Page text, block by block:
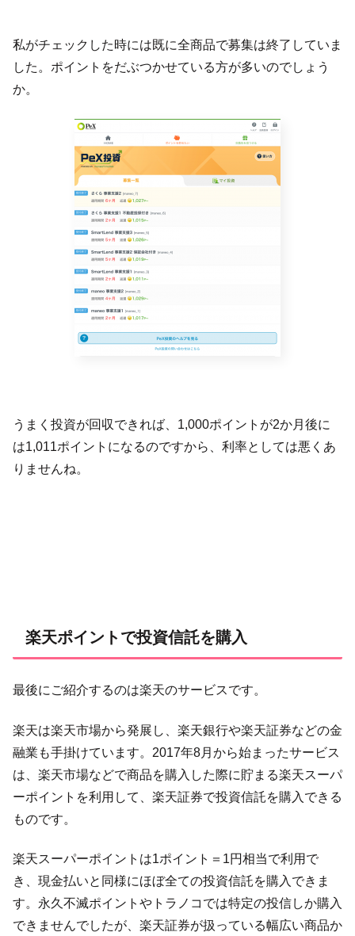
私がチェックした時には既に全商品で募集は終了していま
した。ポイントをだぶつかせている方が多いのでしょう
か。
うまく投資が回収できれば、1,000ポイントが2か月後に
は1,011ポイントになるのですから、利率としては悪くあ
りませんね。
楽天ポイントで投資信託を購入
最後にご紹介するのは楽天のサービスです。
楽天は楽天市場から発展し、楽天銀行や楽天証券などの金
融業も手掛けています。2017年8月から始まったサービス
は、楽天市場などで商品を購入した際に貯まる楽天スーパ
ーポイントを利用して、楽天証券で投資信託を購入できる
ものです。
楽天スーパーポイントは1ポイント＝1円相当で利用で
き、現金払いと同様にほぼ全ての投資信託を購入できま
す。永久不滅ポイントやトラノコでは特定の投信しか購入
できませんでしたが、楽天証券が扱っている幅広い商品か